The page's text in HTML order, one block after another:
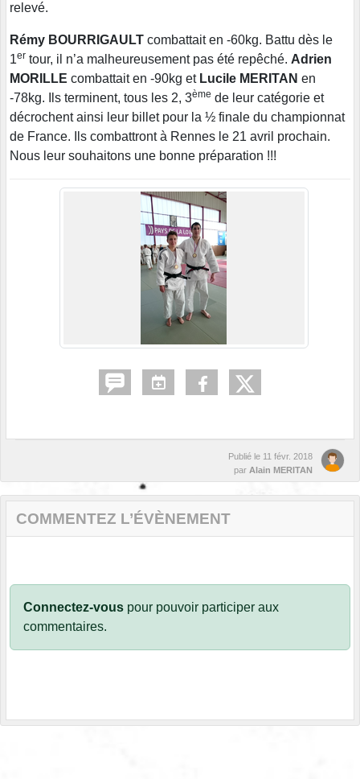
relevé.
Rémy BOURRIGAULT combattait en -60kg. Battu dès le
1er tour, il n’a malheureusement pas été repêché. Adrien
MORILLE combattait en -90kg et Lucile MERITAN en
-78kg. Ils terminent, tous les 2, 3ème de leur catégorie et
décrochent ainsi leur billet pour la ½ finale du championnat
de France. Ils combattront à Rennes le 21 avril prochain.
Nous leur souhaitons une bonne préparation !!!
Publié le 11 févr. 2018
par Alain MERITAN
COMMENTEZ L’ÉVÈNEMENT
Connectez-vous pour pouvoir participer aux
commentaires.